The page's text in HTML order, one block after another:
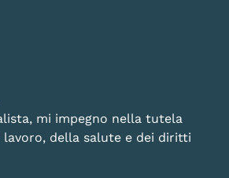
mi impegno nella tutela
lavoro, della salute e dei diritti